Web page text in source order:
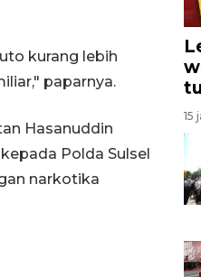
kurang lebih
paparnya.
Hasanuddin
Polda Sulsel
narkotika
15